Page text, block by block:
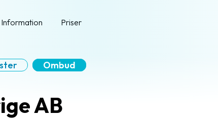
Information Priser
Ombud
AB